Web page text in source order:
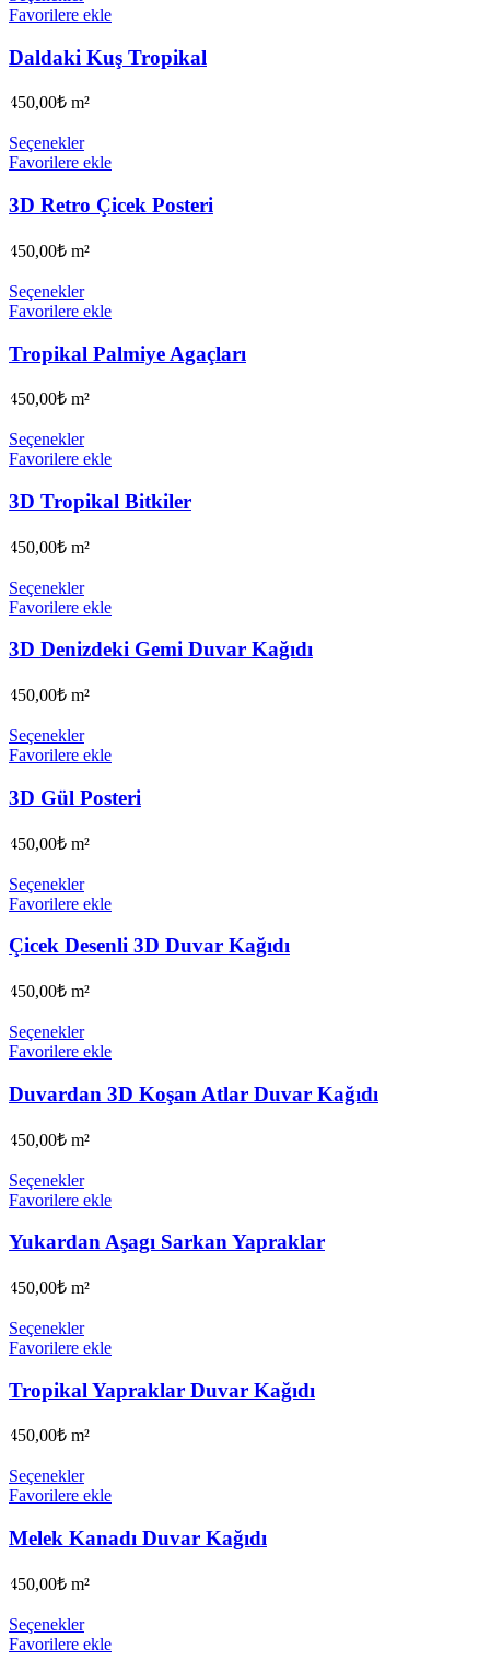
Favorilere ekle
Daldaki Kuş Tropikal
450,00₺ m²
Seçenekler
Favorilere ekle
3D Retro Çicek Posteri
450,00₺ m²
Seçenekler
Favorilere ekle
Tropikal Palmiye Agaçları
450,00₺ m²
Seçenekler
Favorilere ekle
3D Tropikal Bitkiler
450,00₺ m²
Seçenekler
Favorilere ekle
3D Denizdeki Gemi Duvar Kağıdı
450,00₺ m²
Seçenekler
Favorilere ekle
3D Gül Posteri
450,00₺ m²
Seçenekler
Favorilere ekle
Çicek Desenli 3D Duvar Kağıdı
450,00₺ m²
Seçenekler
Favorilere ekle
Duvardan 3D Koşan Atlar Duvar Kağıdı
450,00₺ m²
Seçenekler
Favorilere ekle
Yukardan Aşagı Sarkan Yapraklar
450,00₺ m²
Seçenekler
Favorilere ekle
Tropikal Yapraklar Duvar Kağıdı
450,00₺ m²
Seçenekler
Favorilere ekle
Melek Kanadı Duvar Kağıdı
450,00₺ m²
Seçenekler
Favorilere ekle